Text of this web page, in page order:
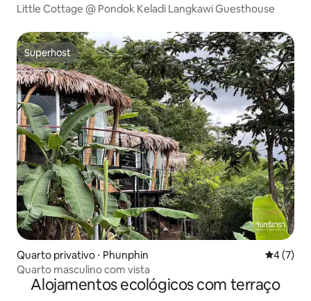
Little Cottage @ Pondok Keladi Langkawi Guesthouse
Superhost
Superhost
Quarto privativo ⋅ Phunphin 4 de
4 (7)
Quarto masculino com vista
Alojamentos ecológicos com terraço